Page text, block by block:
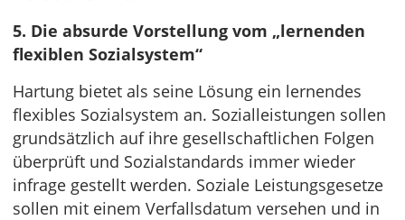
5. Die absurde Vorstellung vom „lernenden
flexiblen Sozialsystem“
Hartung bietet als seine Lösung ein lernendes
flexibles Sozialsystem an. Sozialleistungen sollen
grundsätzlich auf ihre gesellschaftlichen Folgen
überprüft und Sozialstandards immer wieder
infrage gestellt werden. Soziale Leistungsgesetze
sollen mit einem Verfallsdatum versehen und in